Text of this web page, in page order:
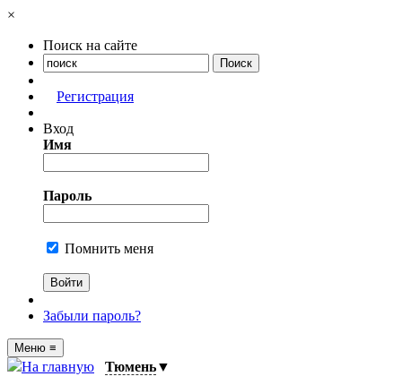
×
Поиск на сайте
Регистрация
Вход
Имя
Пароль
Помнить меня
Забыли пароль?
Меню ≡
На главную Тюмень▼